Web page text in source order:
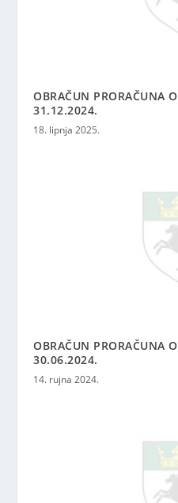
OBRAČUN PRORAČUNA
31.12.2024.
18. lipnja 2025.
OBRAČUN PRORAČUNA
30.06.2024.
14. rujna 2024.